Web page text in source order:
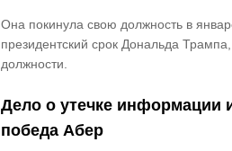
Она покинула свою должность в
президентский срок Дональда
должности.
Дело о утечке информации
победа Абер